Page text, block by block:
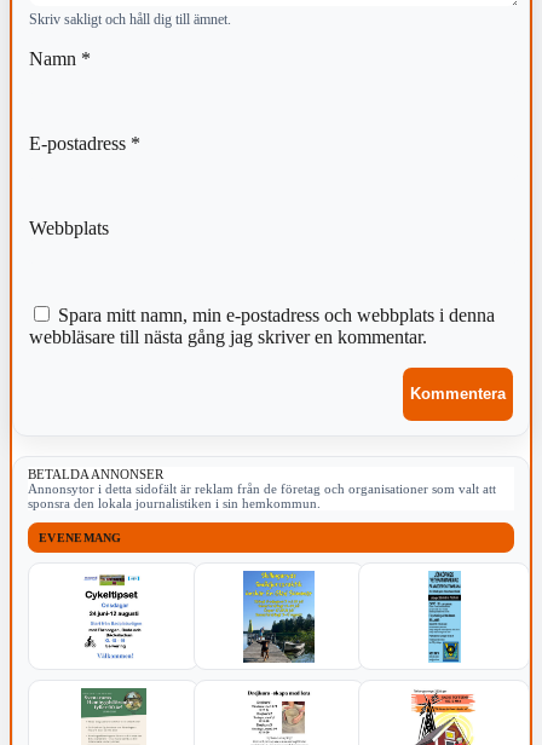
Skriv sakligt och håll dig till ämnet.
Namn *
E-postadress *
Webbplats
Spara mitt namn, min e-postadress och webbplats i denna
webbläsare till nästa gång jag skriver en kommentar.
BETALDA ANNONSER
Annonsytor i detta sidofält är reklam från de företag och organisationer som valt att
sponsra den lokala journalistiken i sin hemkommun.
EVENEMANG